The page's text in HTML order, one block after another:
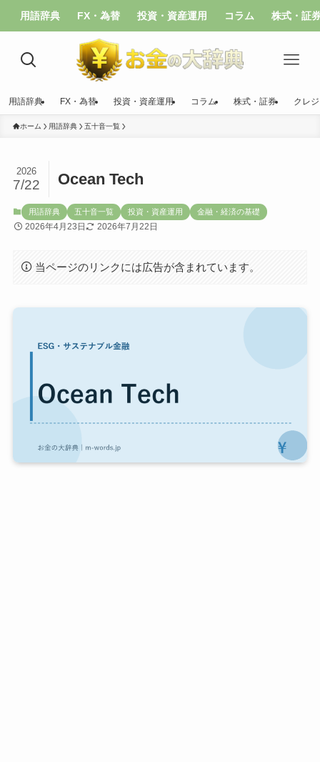
用語辞典 FX・為替 投資・資産運用 コラム 株式・証
用語辞典 FX・為替 投資・資産運用 コラム 株式・証券 クレ
ホーム 用語辞典 五十音一覧
Ocean Tech
2026
7/22
用語辞典 五十音一覧 投資・資産運用 金融・経済の基礎
2026年4月23日 2026年7月22日
当ページのリンクには広告が含まれています。